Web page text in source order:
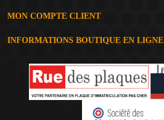
MON COMPTE CLIENT
INFORMATIONS BOUTIQUE EN LIGNE